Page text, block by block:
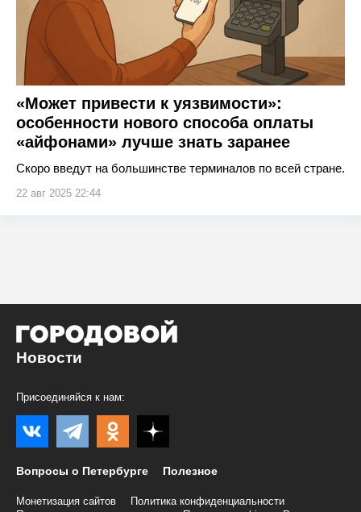
«Может привести к уязвимости»:
особенности нового способа оплаты
«айфонами» лучше знать заранее
Скоро введут на большинстве терминалов по всей стране.
22 авг 2025 22:44
Новости
Присоединяйся к нам:
Вопросы о Петербурге Полезное
Монетизация сайтов
Политика конфиденциальности